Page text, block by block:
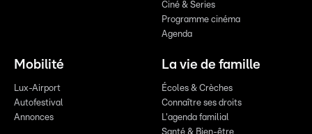
Ciné & Series
Programme cinéma
Agenda
Mobilité
Lux-Airport
Autofestival
Annonces
La vie de famille
Écoles & Crèches
Connaître ses droits
L'agenda familial